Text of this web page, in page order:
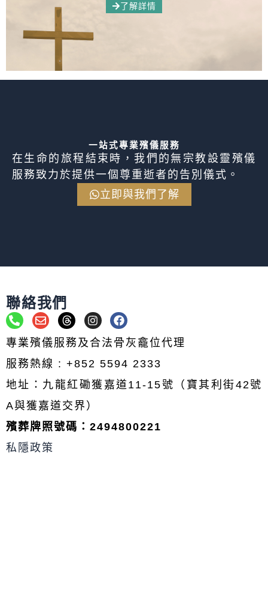
了解詳情
一站式專業殯儀服務
在生命的旅程結束時，我們的無宗教設靈殯儀
服務致力於提供一個尊重逝者的告別儀式。
立即與我們了解
聯絡我們
P
h
o
n
e
-
a
l
t
E
n
v
e
l
o
p
e
T
h
r
e
a
s
I
n
s
t
a
g
r
a
F
a
c
e
b
o
o
k
專業殯儀服務及合法骨灰龕位代理
服務熱線 : +852 5594 2333
地址：九龍紅磡獲嘉道11-15號（寶其利街42號
A與獲嘉道交界）
殯葬牌照號碼：2494800221
私隱政策